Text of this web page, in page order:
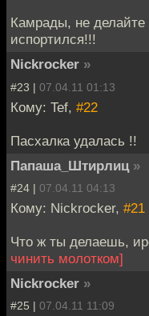
Камрады, не делайте
испортился!!!
Nickrocker »
#23 | 07.04.11 01:13
Кому: Tef, #22
Пасхалка удалась !!
Папаша_Штирлиц »
#24 | 07.04.11 04:13
Кому: Nickrocker, #21
Что ж ты делаешь,
чинить молотком]
Nickrocker »
#25 | 07.04.11 11:09